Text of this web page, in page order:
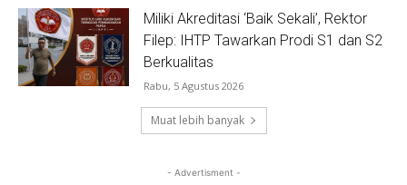
Miliki Akreditasi ‘Baik Sekali’, Rektor
Filep: IHTP Tawarkan Prodi S1 dan S2
Berkualitas
Rabu, 5 Agustus 2026
Muat lebih banyak
- Advertisment -